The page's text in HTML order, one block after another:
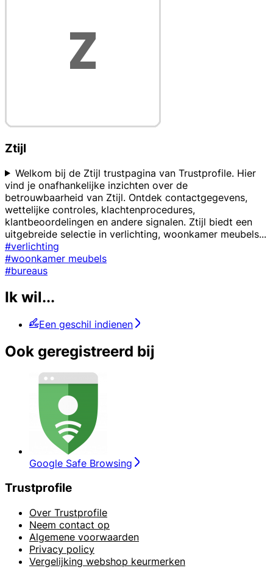
Ztijl
Welkom bij de Ztijl trustpagina van Trustprofile. Hier
vind je onafhankelijke inzichten over de
betrouwbaarheid van Ztijl. Ontdek contactgegevens,
wettelijke controles, klachtenprocedures,
klantbeoordelingen en andere signalen. Ztijl biedt een
uitgebreide selectie in verlichting, woonkamer meubels...
#verlichting
#woonkamer meubels
#bureaus
Ik wil...
Een geschil indienen
Ook geregistreerd bij
Google Safe Browsing
Trustprofile
Over Trustprofile
Neem contact op
Algemene voorwaarden
Privacy policy
Vergelijking webshop keurmerken